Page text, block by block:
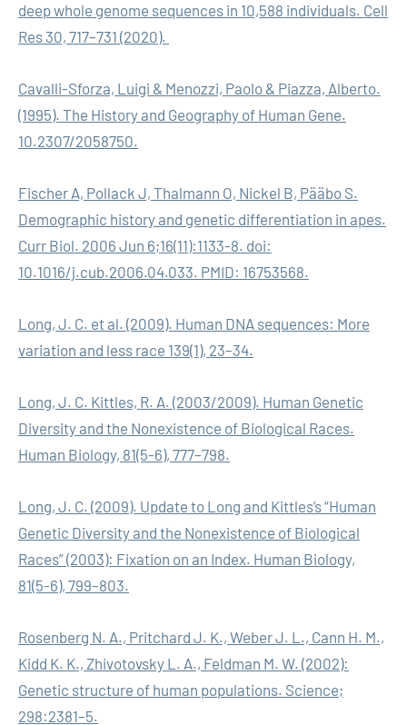
deep whole genome sequences in 10,588 individuals. Cell
Res 30, 717–731 (2020).
Cavalli-Sforza, Luigi & Menozzi, Paolo & Piazza, Alberto.
(1995). The History and Geography of Human Gene.
10.2307/2058750.
Fischer A, Pollack J, Thalmann O, Nickel B, Pääbo S.
Demographic history and genetic differentiation in apes.
Curr Biol. 2006 Jun 6;16(11):1133-8. doi:
10.1016/j.cub.2006.04.033. PMID: 16753568.
Long, J. C. et al. (2009). Human DNA sequences: More
variation and less race 139(1), 23–34.
Long, J. C. Kittles, R. A. (2003/2009). Human Genetic
Diversity and the Nonexistence of Biological Races.
Human Biology, 81(5-6), 777–798.
Long, J. C. (2009). Update to Long and Kittles’s “Human
Genetic Diversity and the Nonexistence of Biological
Races” (2003): Fixation on an Index. Human Biology,
81(5-6), 799–803.
Rosenberg N. A., Pritchard J. K., Weber J. L., Cann H. M.,
Kidd K. K., Zhivotovsky L. A., Feldman M. W. (2002):
Genetic structure of human populations. Science;
298:2381–5.